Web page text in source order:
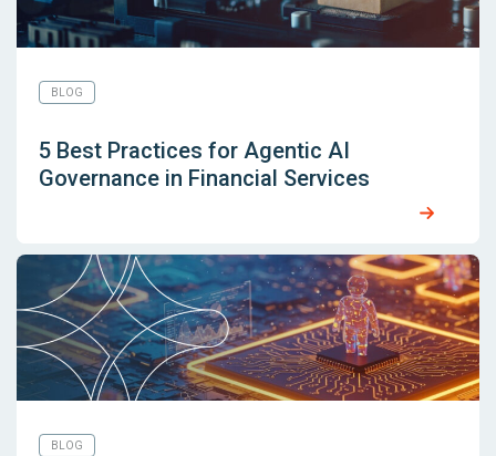
BLOG
5 Best Practices for Agentic AI
Governance in Financial Services
BLOG